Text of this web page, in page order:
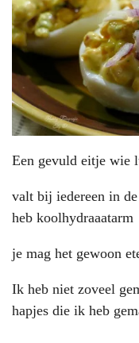
Een gevuld eitje wie
valt bij iedereen in
heb koolhydraaatarm
je mag het gewoon
Ik heb niet zoveel
hapjes die ik heb